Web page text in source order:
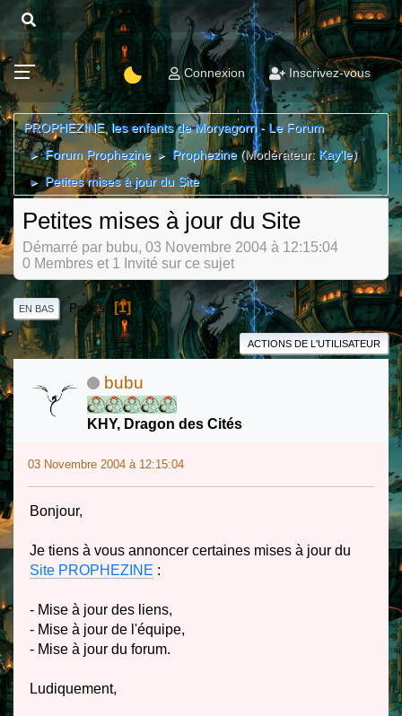
Connexion Inscrivez-vous
PROPHEZINE, les enfants de Moryagorn - Le Forum
► Forum Prophezine ► Prophezine (Modérateur:Kay'le)
► Petites mises à jour du Site
Petites mises à jour du Site
Démarré par bubu, 03 Novembre 2004 à 12:15:04
0 Membres et 1 Invité sur ce sujet
EN BAS Pages 1
ACTIONS DE L'UTILISATEUR
bubu
KHY, Dragon des Cités
03 Novembre 2004 à 12:15:04
Bonjour,
Je tiens à vous annoncer certaines mises à jour du
Site PROPHEZINE :
- Mise à jour des liens,
- Mise à jour de l'équipe,
- Mise à jour du forum.
Ludiquement,